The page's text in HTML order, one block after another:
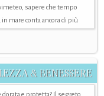
sapere che tempo
in mare conta ancora di più
& BENESSERE
dorata e protetta? Il segreto